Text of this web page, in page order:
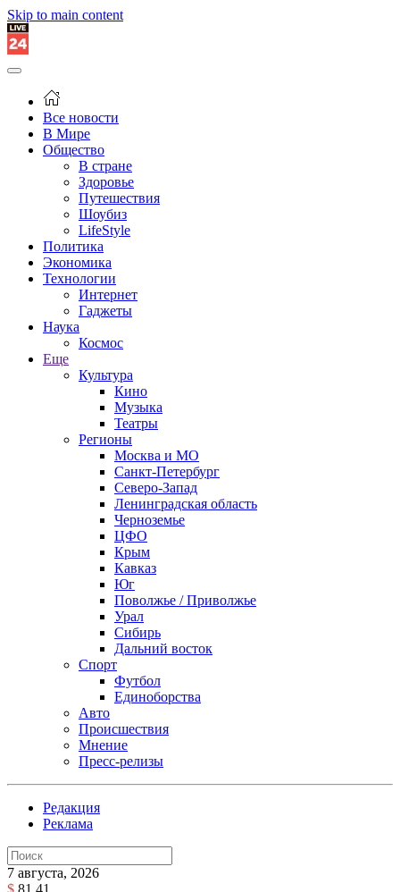
Skip to main content
Все новости
В Мире
Общество
В стране
Здоровье
Путешествия
Шоубиз
LifeStyle
Политика
Экономика
Технологии
Интернет
Гаджеты
Наука
Космос
Еще
Культура
Кино
Музыка
Театры
Регионы
Москва и МО
Санкт-Петербург
Северо-Запад
Ленинградская область
Черноземье
ЦФО
Крым
Кавказ
Юг
Поволжье / Приволжье
Урал
Сибирь
Дальний восток
Спорт
Футбол
Единоборства
Авто
Происшествия
Мнение
Пресс-релизы
Редакция
Реклама
7 августа, 2026
$ 81.41